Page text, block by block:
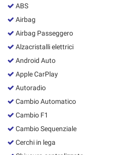
ABS
Airbag
Airbag Passeggero
Alzacristalli elettrici
Android Auto
Apple CarPlay
Autoradio
Cambio Automatico
Cambio F1
Cambio Sequenziale
Cerchi in lega
policy
Salva
impostazioni